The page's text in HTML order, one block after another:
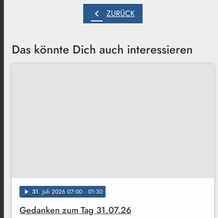
chevron_left ZURÜCK
Das könnte Dich auch interessieren
play_arrow 31. Juli 2026 07:00 · 01:30
Gedanken zum Tag 31.07.26